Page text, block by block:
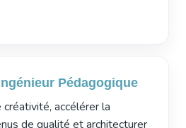
Pédagogique
accélérer la
de qualité et architecturer